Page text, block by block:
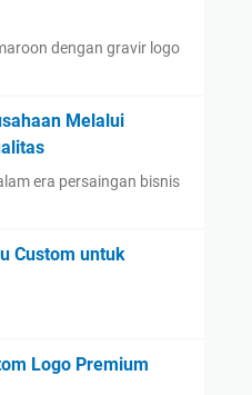
dengan gravir logo
Melalui
era persaingan bisnis
Custom untuk
Logo Premium